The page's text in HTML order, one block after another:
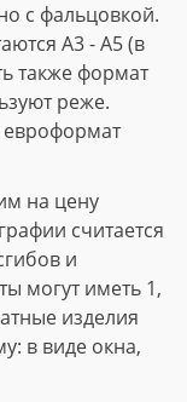
с фальцовкой.
А3 - А5 (в
также формат
реже.
евроформат
на цену
считается
и
могут иметь 1,
изделия
в виде окна,